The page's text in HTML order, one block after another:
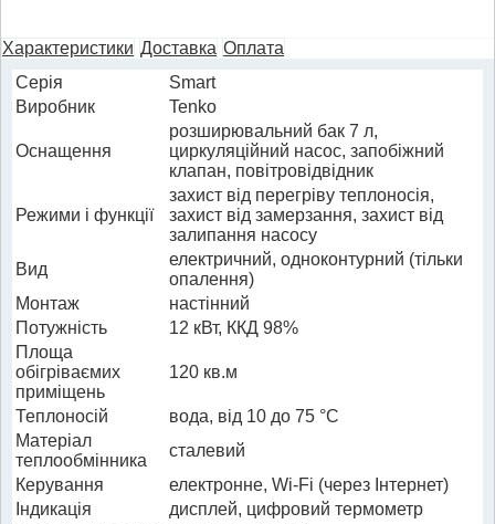
Характеристики Доставка Оплата
Cерія
Smart
Виробник
Tenko
Оснащення
розширювальний бак 7 л,
циркуляційний насос, запобіжний
клапан, повітровідвідник
Режими і функції
захист від перегріву теплоносія,
захист від замерзання, захист від
залипання насосу
Вид
електричний, одноконтурний (тільки
опалення)
Монтаж
настінний
Потужність
12 кВт, ККД 98%
Площа
обігріваємих
приміщень
120 кв.м
Теплоносій
вода, від 10 до 75 °C
Матеріал
теплообмінника
сталевий
Керування
електронне, Wi-Fi (через Інтернет)
Індикація
дисплей, цифровий термометр